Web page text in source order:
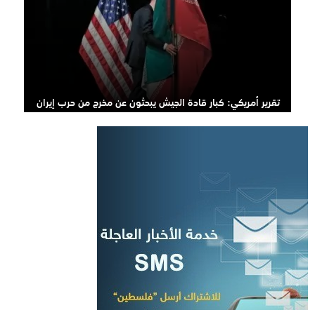
تقرير أمريكي: كبار قادة الجيش يبحثون عن مخرج من حرب إيران